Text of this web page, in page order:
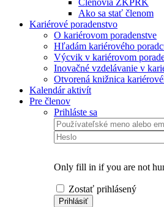
Členovia ZKPRK
Ako sa stať členom
Kariérové poradenstvo
O kariérovom poradenstve
Hľadám kariérového
Výcvik v kariérovom
Inovačné vzdelávanie v
Otvorená knižnica
Kalendár aktivít
Pre členov
Prihláste sa
Only fill in if you are not
Zostať prihlásený